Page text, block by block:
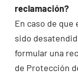
reclamación?
En caso de
sido
formular una
de Protección